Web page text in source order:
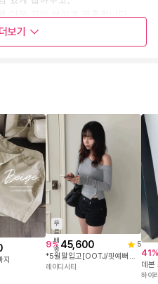
자켓과 함께 매치해
와 매치할 때 특히 빛나며,
려 활용도가 높은 아이템입니다.
제작되었어요
단의 실측 표를
부탁드려요!
더보기
무
료
배
송
9% 45,600 5
*5월말입고[OOTJ/핏예뻐요]데빌 논페이드 생지 블랙 셔링 숏팬츠
레이디시티
41%
데본
하이